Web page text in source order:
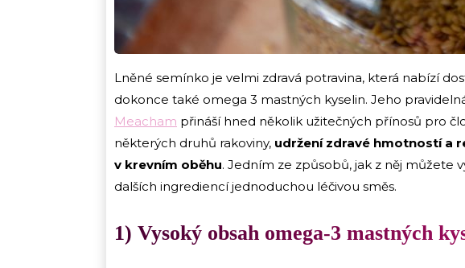
Lněné semínko je velmi zdravá potravina, která nabízí
dokonce také omega 3 mastných kyselin. Jeho
Meacham přináší hned několik užitečných přínosů pro
některých druhů rakoviny, udržení zdravé hmotností a
v krevním oběhu. Jedním ze způsobů, jak z něj můžete
dalších ingrediencí jednoduchou léčivou směs.
1) Vysoký obsah omega-3 mastných